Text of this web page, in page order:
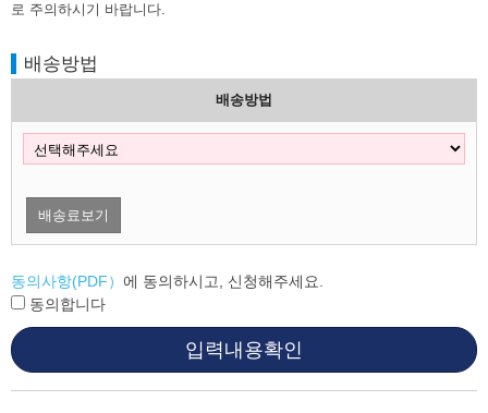
로 주의하시기 바랍니다.
배송방법
배송방법
배송료보기
동의사항(PDF） 에 동의하시고, 신청해주세요.
동의합니다
입력내용확인